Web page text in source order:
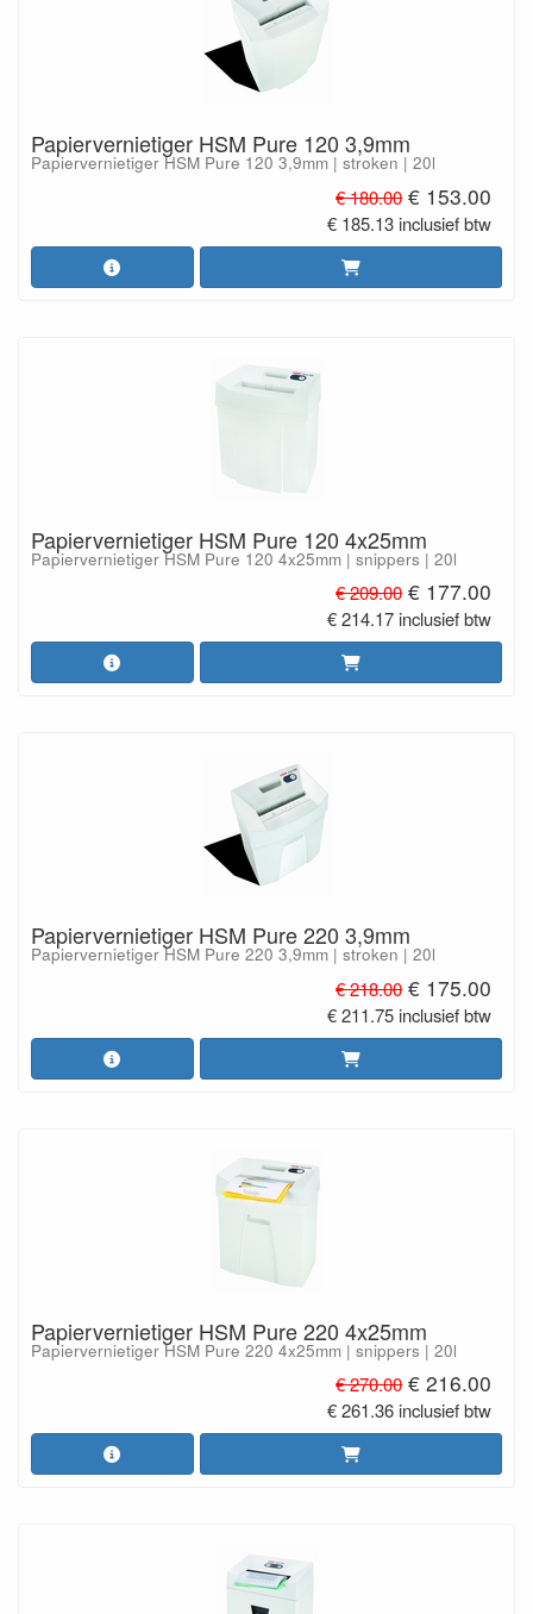
Papiervernietiger HSM Pure 120 3,9mm
Papiervernietiger HSM Pure 120 3,9mm | stroken | 20l
€ 180.00 € 153.00
€ 185.13 inclusief btw
Papiervernietiger HSM Pure 120 4x25mm
Papiervernietiger HSM Pure 120 4x25mm | snippers | 20l
€ 209.00 € 177.00
€ 214.17 inclusief btw
Papiervernietiger HSM Pure 220 3,9mm
Papiervernietiger HSM Pure 220 3,9mm | stroken | 20l
€ 218.00 € 175.00
€ 211.75 inclusief btw
Papiervernietiger HSM Pure 220 4x25mm
Papiervernietiger HSM Pure 220 4x25mm | snippers | 20l
€ 270.00 € 216.00
€ 261.36 inclusief btw